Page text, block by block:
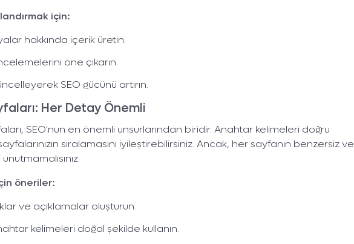
için:
hakkında içerik üretin.
öne çıkarın.
SEO gücünü artırın.
Her Detay Önemli
SEO'nun en önemli unsurlarından biridir. Anahtar kelimeleri doğru
sıralamasını iyileştirebilirsiniz. Ancak, her sayfanın benzersiz ve
öneriler:
ve açıklamalar oluşturun.
kelimeleri doğal şekilde kullanın.